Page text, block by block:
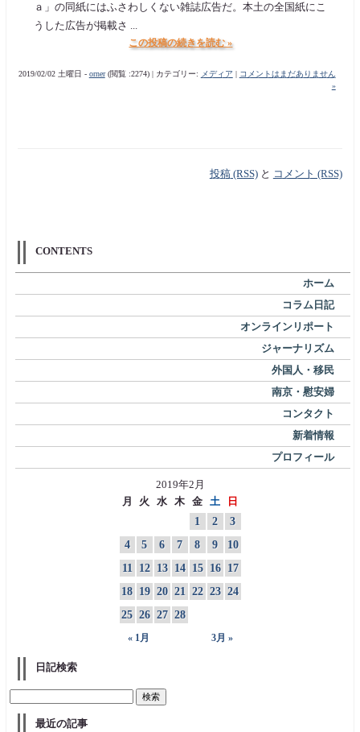
ａ」の同紙にはふさわしくない雑誌広告だ。本土の全国紙にこ
うした広告が掲載さ ...
この投稿の続きを読む »
2019/02/02 土曜日 - orner(閲覧 :2274) | カテゴリー: メディア
コメントはまだありません
»
投稿 (RSS)と コメント (RSS)
CONTENTS
ホーム
コラム日記
オンラインリポート
ジャーナリズム
外国人・移民
南京・慰安婦
コンタクト
新着情報
プロフィール
2019年2月
月
火 水 木 金 土 日
« 1月 3月 »
1 2
3
4
5 6 7 8 9
10
11
12 13 14 15 16
17
18 19 20 21 22 23 24
25 26 27 28
日記検索
最近の記事